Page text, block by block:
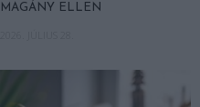
MAGÁNY ELLEN